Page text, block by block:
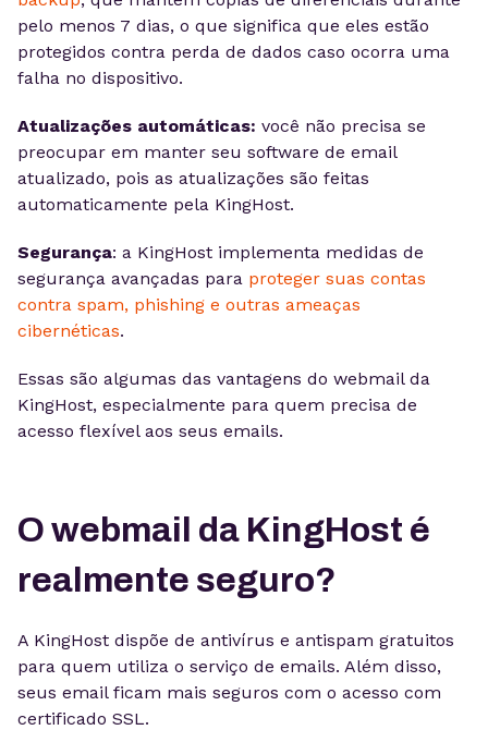
pelo menos 7 dias, o que significa que eles estão
protegidos contra perda de dados caso ocorra uma
falha no dispositivo.
Atualizações automáticas: você não precisa se
preocupar em manter seu software de email
atualizado, pois as atualizações são feitas
automaticamente pela KingHost.
Segurança: a KingHost implementa medidas de
segurança avançadas para proteger suas contas
contra spam, phishing e outras ameaças
cibernéticas.
Essas são algumas das vantagens do webmail da
KingHost, especialmente para quem precisa de
acesso flexível aos seus emails.
O webmail da KingHost é
realmente seguro?
A KingHost dispõe de antivírus e antispam gratuitos
para quem utiliza o serviço de emails. Além disso,
seus email ficam mais seguros com o acesso com
certificado SSL.